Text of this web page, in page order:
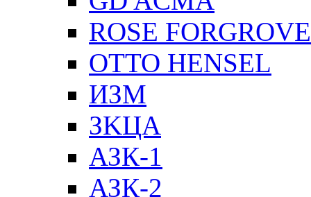
ROSE FORGROVE
OTTO HENSEL
ИЗМ
ЗKЦA
АЗК-1
АЗК-2